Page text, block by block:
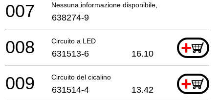
Nessuna informazione disponibile, non ordinabile
007 638274-9
Circuito a LED +
008 631513-6 16.10
Circuito del cicalino +
009 631514-4 13.42